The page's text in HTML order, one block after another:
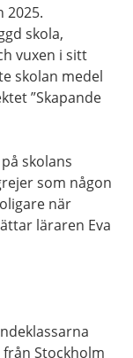
2025.
skola,
vuxen i sitt
skolan medel
”Skapande
skolans
som någon
när
läraren Eva
Stockholm